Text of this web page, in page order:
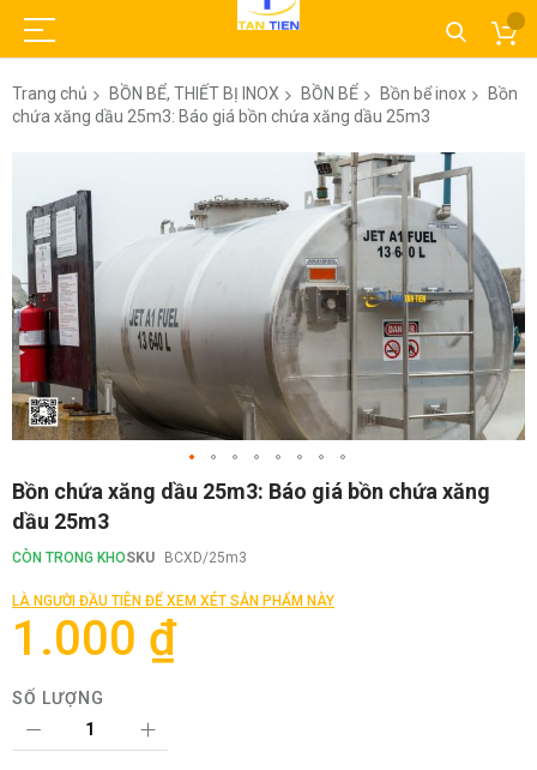
Trang chủ BỒN BỂ, THIẾT BỊ INOX BỒN BỂ Bồn bể inox
Bồn
chứa xăng dầu 25m3: Báo giá bồn chứa xăng dầu 25m3
phần
đầu
của
thư
viện
hình
ảnh
Chuyển
đến
phần
đầu
của
thư
viện
hình
Bồn chứa xăng dầu 25m3: Báo giá bồn chứa xăng
dầu 25m3
CÒN TRONG KHOSKU BCXD/25m3
LÀ NGƯỜI ĐẦU TIÊN ĐỂ XEM XÉT SẢN PHẨM NÀY
1.000 ₫
SỐ LƯỢNG